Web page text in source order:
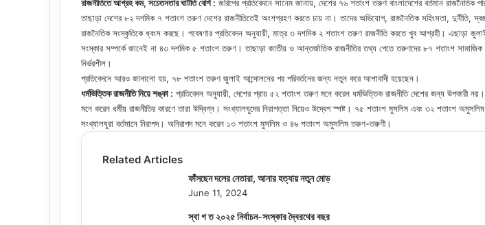
রাজনীতিতে আগ্রহ কম, সচেতনতার ঘাটতি বেশি : জরিপের প্রতিবেদনে সানেম জানায়, দেশের ৭৬ শতাংশ তরুণ বাংলাদেশের বর্তমান রাজনৈতিক
তাছাড়া দেশের ৮২ দশমিক ৭ শতাংশ তরুণ দেশের রাজনীতিতেই অংশগ্রহণ করতে চায় না। তাদের অভিযোগ, রাজনৈতিক সহিংসতা, দুর্নীতি,
রাজনৈতিক সংস্কৃতিকে ধ্বংস করছে। গবেষণার প্রতিবেদন অনুযায়ী, মাত্র ৩ দশমিক ২ শতাংশ তরুণ রাজনীতি করতে খুব আগ্রহী। এছাড়া
সংস্কার সম্পর্কে জানেই না ৪৩ দশমিক ৫ শতাংশ তরুণ। তাছাড়া জাতীয় ও আন্তর্জাতিক রাজনীতির তথ্য পেতে তরুণদের ৮৭ শতাংশ
নির্ভরশীল।
প্রতিবেদনে আরও জানানো হয়, ৭৮ শতাংশ তরুণ জুলাই আন্দোলনের পর পরিবর্তনের জন্য নতুন করে আশাবাদী হয়েছেন।
ধর্মভিত্তিক রাজনীতি নিয়ে শঙ্কা : প্রতিবেদন অনুযায়ী, দেশের প্রায় ৫২ শতাংশ তরুণ মনে করেন ধর্মভিত্তিক রাজনীতি দেশের জন্য উপকারী
মনে করেন ধর্মীয় রাজনীতির কারণে তারা উদ্বিগ্ন। সংখ্যালঘুদের নিরাপত্তা নিয়েও উদ্বেগ স্পষ্ট। ৭৫ শতাংশ মুসলিম এবং ৩২ শতাংশ
সংখ্যালঘুরা বর্তমানে নিরাপদ। অনিরাপদ মনে করেন ১৩ শতাংশ মুসলিম ও ৪৬ শতাংশ অমুসলিম তরুণ-তরুণী।
Related Articles
ফাঁসছেন দলের নেতারা, আনার হত্যায় নতুন মোড়
June 11, 2024
স্বা গ ত ২০২৫ নির্বাচন-সংস্কার দ্বৈরথের বছর